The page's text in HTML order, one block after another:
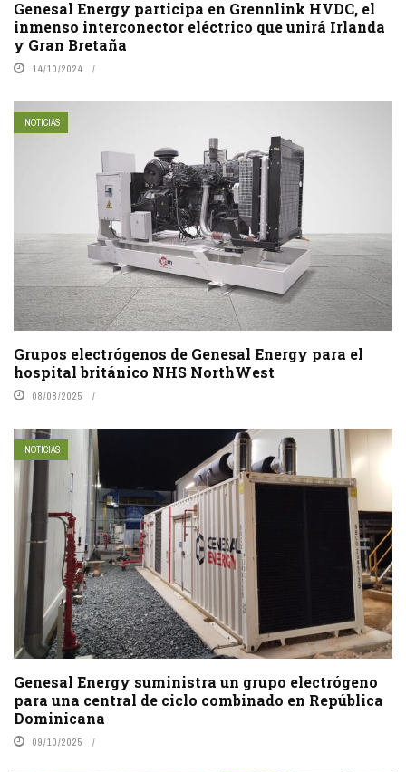
Genesal Energy participa en Grennlink HVDC, el
inmenso interconector eléctrico que unirá Irlanda
y Gran Bretaña
14/10/2024
NOTICIAS
Grupos electrógenos de Genesal Energy para el
hospital británico NHS NorthWest
08/08/2025
NOTICIAS
Genesal Energy suministra un grupo electrógeno
para una central de ciclo combinado en República
Dominicana
09/10/2025